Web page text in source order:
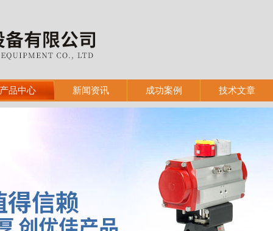
产品中心 新闻资讯 成功案例 技术文章